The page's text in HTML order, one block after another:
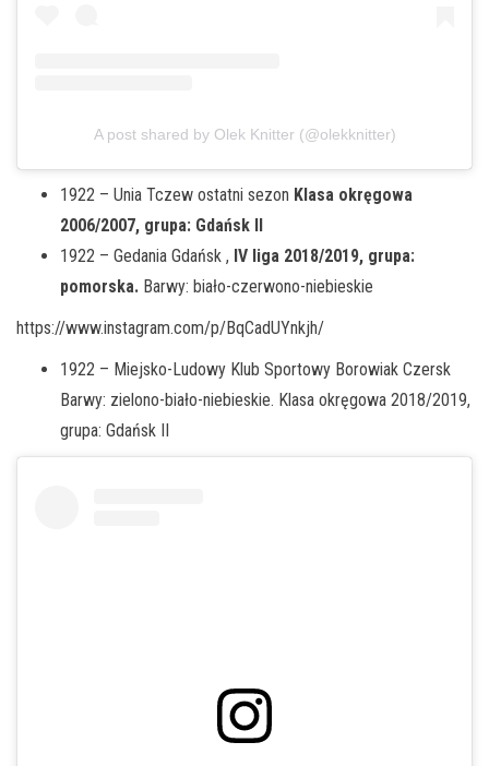
A post shared by Olek Knitter (@olekknitter)
1922 – Unia Tczew ostatni sezon Klasa okręgowa
2006/2007, grupa: Gdańsk II
1922 – Gedania Gdańsk , IV liga 2018/2019, grupa:
pomorska. Barwy: biało-czerwono-niebieskie
https://www.instagram.com/p/BqCadUYnkjh/
1922 – Miejsko-Ludowy Klub Sportowy Borowiak Czersk
Barwy: zielono-biało-niebieskie. Klasa okręgowa 2018/2019,
grupa: Gdańsk II